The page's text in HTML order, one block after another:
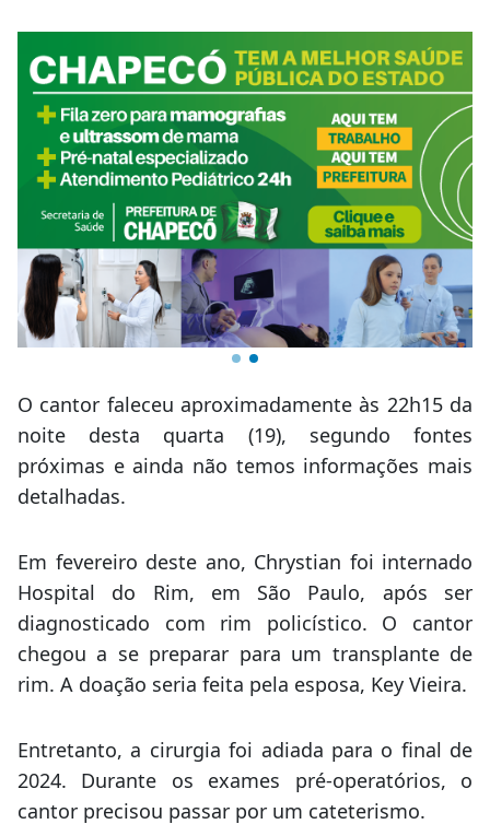
O cantor faleceu aproximadamente às 22h15 da
noite desta quarta (19), segundo fontes
próximas e ainda não temos informações mais
detalhadas.
Em fevereiro deste ano, Chrystian foi internado
Hospital do Rim, em São Paulo, após ser
diagnosticado com rim policístico. O cantor
chegou a se preparar para um transplante de
rim. A doação seria feita pela esposa, Key Vieira.
Entretanto, a cirurgia foi adiada para o final de
2024. Durante os exames pré-operatórios, o
cantor precisou passar por um cateterismo.